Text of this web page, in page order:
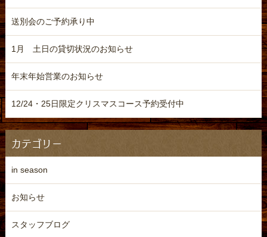
送別会のご予約承り中
1月 土日の貸切状況のお知らせ
年末年始営業のお知らせ
12/24・25日限定クリスマスコース予約受付中
カテゴリー
in season
お知らせ
スタッフブログ